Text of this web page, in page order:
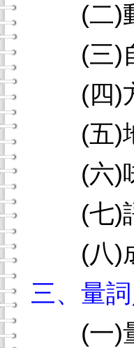
(二)動
(三)
(四)
(五)地
(六)味
(七)語
(八)成
三、量
(一)量